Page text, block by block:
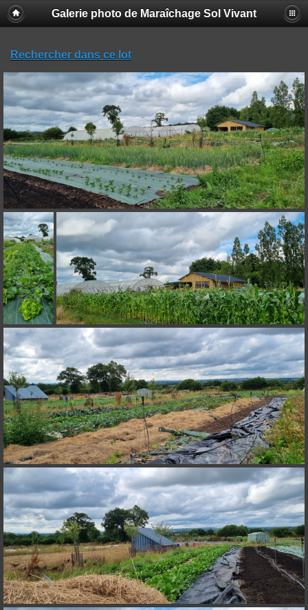
Galerie photo de Maraîchage Sol Vivant
Rechercher dans ce lot